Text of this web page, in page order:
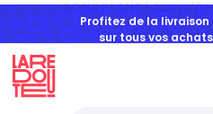
Profitez de la
sur tous vos